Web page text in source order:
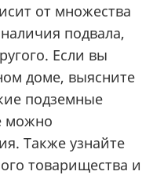
от множества
подвала,
Если вы
доме, выясните
подземные
можно
Также узнайте
товарищества и